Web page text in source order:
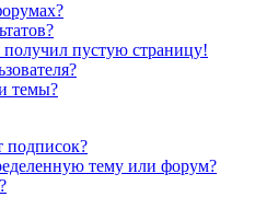
получил пустую страницу!
темы?
подписок?
тему или форум?